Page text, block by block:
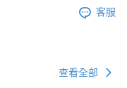
客服
查看全部